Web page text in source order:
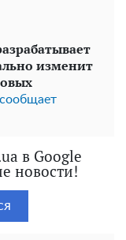
изменит
сообщает
в Google
новости!